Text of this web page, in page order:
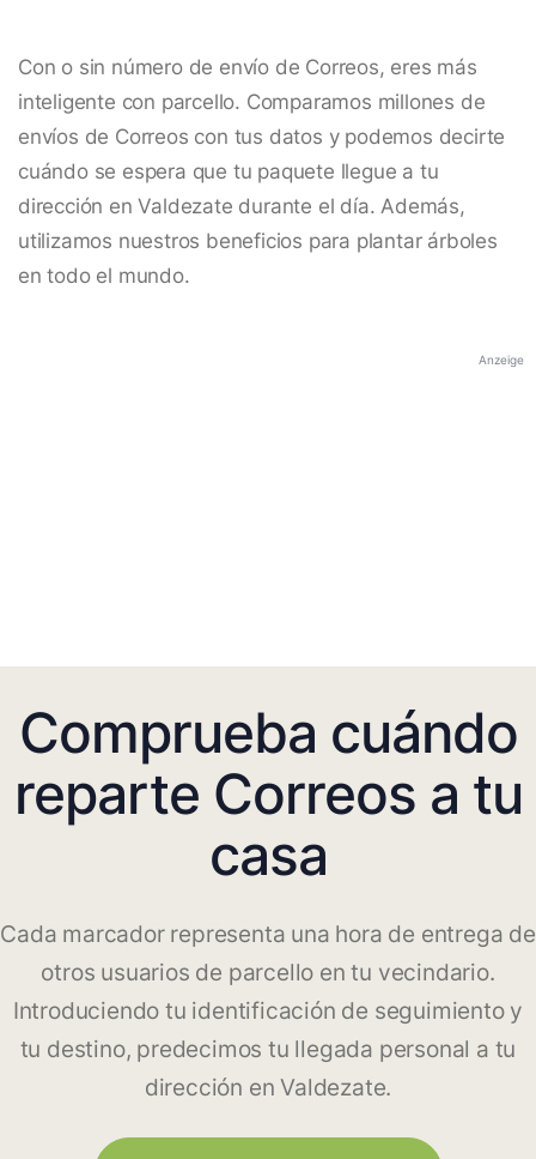
Con o sin número de envío de Correos, eres más
inteligente con parcello. Comparamos millones de
envíos de Correos con tus datos y podemos decirte
cuándo se espera que tu paquete llegue a tu
dirección en Valdezate durante el día. Además,
utilizamos nuestros beneficios para plantar árboles
en todo el mundo.
Anzeige
Comprueba cuándo
reparte Correos a tu
casa
Cada marcador representa una hora de entrega de
otros usuarios de parcello en tu vecindario.
Introduciendo tu identificación de seguimiento y
tu destino, predecimos tu llegada personal a tu
dirección en Valdezate.